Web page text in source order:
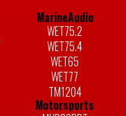
MarineAudio
WET75.2
WET75.4
WET65
WET77
TM1204
Motorsports